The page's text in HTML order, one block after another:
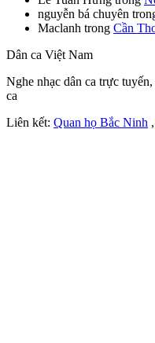
nguyễn bá chuyên
Maclanh trong Cần
Dân ca Việt Nam
Nghe nhạc dân ca trực
ca
Liên kết: Quan họ Bắc Ninh ,